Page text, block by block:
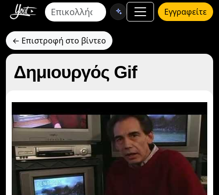
Εγγραφείτε
← Επιστροφή στο βίντεο
Δημιουργός Gif